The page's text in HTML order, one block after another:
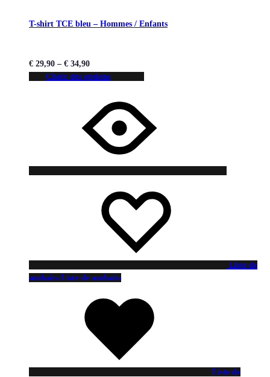
T-shirt TCE bleu – Hommes / Enfants
€ 29,90 – € 34,90
Choix des options
Liste de
souhaits Liste de souhaits
Liste de